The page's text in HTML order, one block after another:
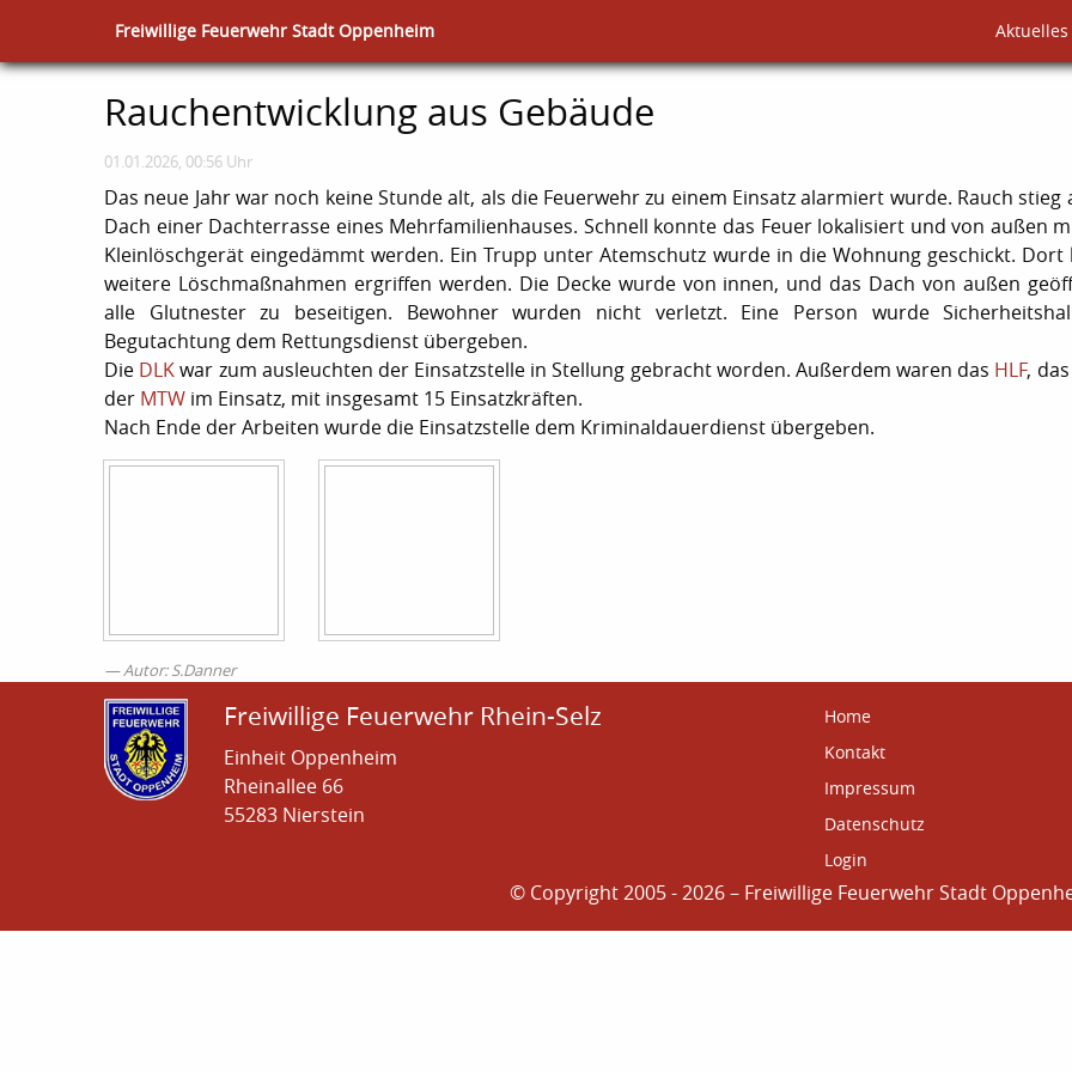
Freiwillige Feuerwehr Stadt Oppenheim Aktuelles
Rauchentwicklung aus Gebäude
01.01.2026, 00:56 Uhr
Das neue Jahr war noch keine Stunde alt, als die Feuerwehr zu einem Einsatz alarmiert wurde. Rauch stieg
Dach einer Dachterrasse eines Mehrfamilienhauses. Schnell konnte das Feuer lokalisiert und von außen
Kleinlöschgerät eingedämmt werden. Ein Trupp unter Atemschutz wurde in die Wohnung geschickt. Dort
weitere Löschmaßnahmen ergriffen werden. Die Decke wurde von innen, und das Dach von außen
alle Glutnester zu beseitigen. Bewohner wurden nicht verletzt. Eine Person wurde
Begutachtung dem Rettungsdienst übergeben.
Die DLKwar zum ausleuchten der Einsatzstelle in Stellung gebracht worden. Außerdem waren das HLF,
der MTW im Einsatz, mit insgesamt 15 Einsatzkräften.
Nach Ende der Arbeiten wurde die Einsatzstelle dem Kriminaldauerdienst übergeben.
Autor: S.Danner
Freiwillige Feuerwehr Rhein-Selz
Einheit Oppenheim
Rheinallee 66
55283 Nierstein
Home
Kontakt
Impressum
Datenschutz
Login
© Copyright 2005 - 2026 – Freiwillige Feuerwehr Stadt